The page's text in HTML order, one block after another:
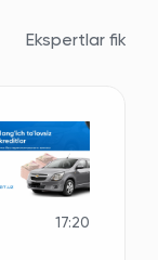
Ekspertlar fikri
17:20